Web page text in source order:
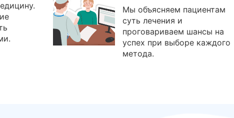
Мы объясняем пациентам
суть лечения и
проговариваем шансы на
успех при выборе каждого
метода.